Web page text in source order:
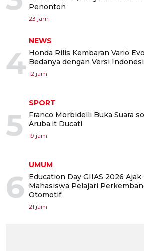
Penonton
23 jam
4
NEWS
Honda Rilis Kembaran Vario
Bedanya dengan Versi
12 jam
5
SPORT
Franco Morbidelli Buka Suara
Aruba.it Ducati
19 jam
6
UMUM
Education Day GIIAS 2026
Mahasiswa Pelajari
Otomotif
21 jam